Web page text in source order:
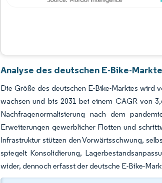
Analyse des deutschen E-Bike-
Die Größe des deutschen E-Bike-Marktes wird
wachsen und bis 2031 bei einem CAGR von
Nachfragenormalisierung nach dem
Erweiterungen gewerblicher Flotten und
Infrastruktur stützen den Vorwärtsschwung,
spiegelt Konsolidierung,
wider, dennoch erfasst der deutsche E-Bike-